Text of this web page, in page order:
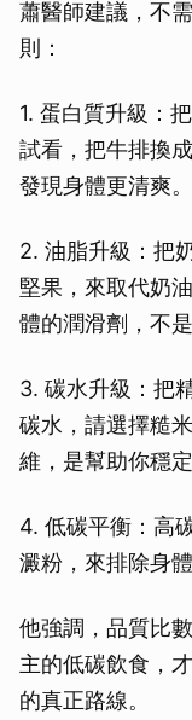
蕭醫師建議，不
則：
1. 蛋白質升級：
試看，把牛排換
發現身體更清爽。
2. 油脂升級：把
堅果，來取代奶
體的潤滑劑，不是
3. 碳水升級：把
碳水，請選擇糙
維，是幫助你穩
4. 低碳平衡：高
澱粉，來排除身
他強調，品質比
主的低碳飲食，
的真正路線。